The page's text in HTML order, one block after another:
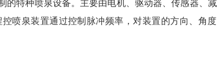
特种喷泉设备。主要由电机、驱动器、传感器、
喷泉装置通过控制脉冲频率，对装置的方向、角